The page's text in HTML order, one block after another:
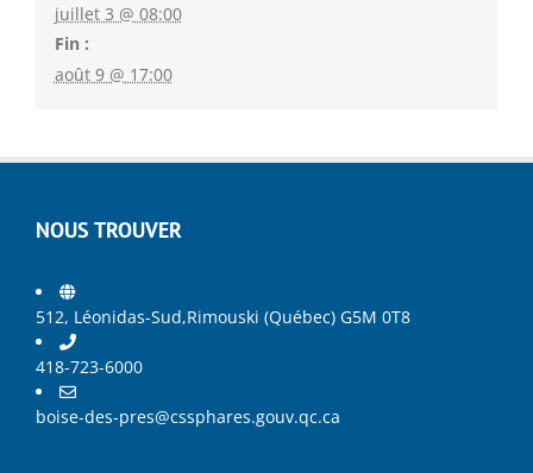
juillet 3 @ 08:00
Fin :
août 9 @ 17:00
NOUS TROUVER
512, Léonidas-Sud,Rimouski (Québec) G5M 0T8
418-723-6000
boise-des-pres@cssphares.gouv.qc.ca